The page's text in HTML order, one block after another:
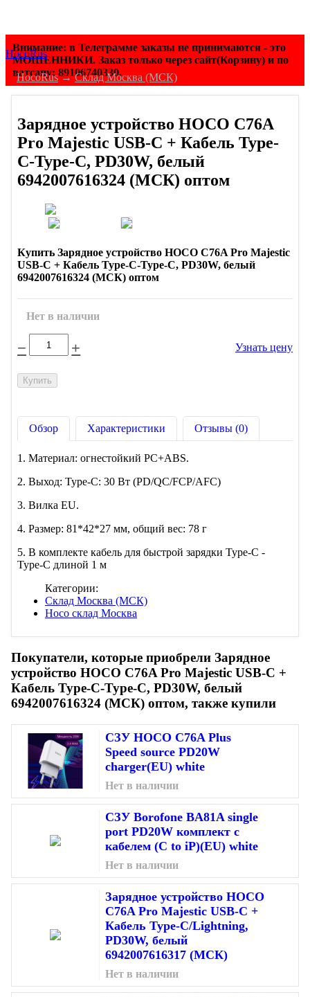
Внимание: в Телеграмме заказы не принимаются - это
МОШЕННИКИ. Заказ только через сайт(Корзину) и по
ватсапу: 89106740330.
HocoRus
HocoRus → Склад Москва (МСК)
Зарядное устройство HOCO C76A
Pro Majestic USB-C + Кабель Type-
C-Type-C, PD30W, белый
6942007616324 (МСК) оптом
Купить Зарядное устройство HOCO C76A Pro Majestic
USB-C + Кабель Type-C-Type-C, PD30W, белый
6942007616324 (МСК) оптом
Нет в наличии
− + Узнать цену
Обзор Характеристики Отзывы (0)
1. Материал: огнестойкий PC+ABS.
2. Выход: Type-C: 30 Вт (PD/QC/FCP/AFC)
3. Вилка EU.
4. Размер: 81*42*27 мм, общий вес: 78 г
5. В комплекте кабель для быстрой зарядки Type-C -
Type-C длиной 1 м
Категории:
Склад Москва (МСК)
Hoco склад Москва
Покупатели, которые приобрели Зарядное
устройство HOCO C76A Pro Majestic USB-C +
Кабель Type-C-Type-C, PD30W, белый
6942007616324 (МСК) оптом, также купили
СЗУ HOCO C76A Plus
Speed source PD20W
charger(EU) white
Нет в наличии
СЗУ Borofone BA81A single
port PD20W комплект с
кабелем (C to iP)(EU) white
Нет в наличии
Зарядное устройство HOCO
C76A Pro Majestic USB-C +
Кабель Type-C/Lightning,
PD30W, белый
6942007616317 (МСК)
Нет в наличии